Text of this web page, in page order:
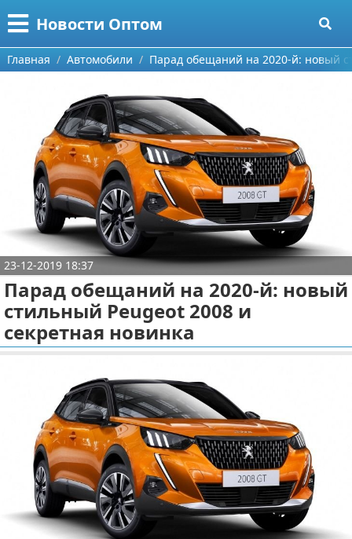
Новости Оптом
Меню
Главная
Информационные технологии
Автомобили
Знаменитости
Политика
Природа
Философия
Культура
Разное
О проекте
Контакты
Сотрудничество
Размещение рекламы
Для правообладателей
Условия предоставления информации
Главная Автомобили Парад обещаний на 2020-й: новый
23-12-2019 18:37
Парад обещаний на 2020-й: новый
стильный Peugeot 2008 и
секретная новинка